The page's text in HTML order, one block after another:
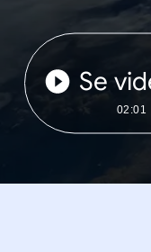
Se
02:01